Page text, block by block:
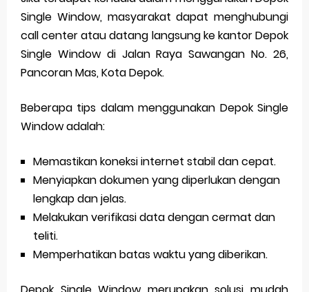
Single Window, masyarakat dapat menghubungi
call center atau datang langsung ke kantor Depok
Single Window di Jalan Raya Sawangan No. 26,
Pancoran Mas, Kota Depok.
Beberapa tips dalam menggunakan Depok Single
Window adalah:
Memastikan koneksi internet stabil dan cepat.
Menyiapkan dokumen yang diperlukan dengan
lengkap dan jelas.
Melakukan verifikasi data dengan cermat dan
teliti.
Memperhatikan batas waktu yang diberikan.